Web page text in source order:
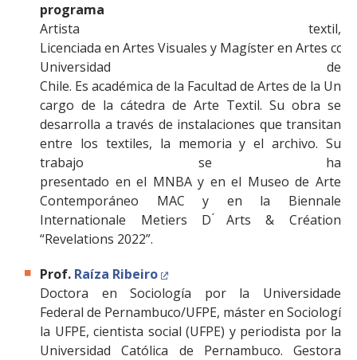
programa
Artista textil,
Licenciada en Artes Visuales y Magíster en Artes
Universidad de
Chile. Es académica de la Facultad de Artes de la
cargo de la cátedra de Arte Textil. Su obra se
desarrolla a través de instalaciones que transitan
entre los textiles, la memoria y el archivo. Su
trabajo se ha
presentado en el MNBA y en el Museo de Arte
Contemporáneo MAC y en la Biennale
Internationale Metiers D ́Arts & Création
“Revelations 2022”.
Prof. Raíza Ribeiro
Doctora en Sociología por la Universidade
Federal de Pernambuco/UFPE, máster en Sociología
la UFPE, cientista social (UFPE) y periodista por la
Universidad Católica de Pernambuco. Gestora